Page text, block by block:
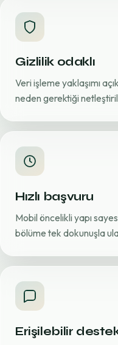
Gizlilik odaklı
Veri işleme yaklaşımı
neden gerektiği
Hızlı başvuru
Mobil öncelikli yapı
bölüme tek dokunuşla
Erişilebilir